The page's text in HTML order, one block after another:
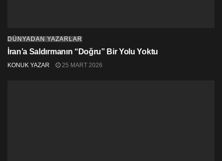
DÜNYADAN YAZARLAR
İran’a Saldırmanın “Doğru” Bir Yolu Yoktu
KONUK YAZAR 25 MART 2026